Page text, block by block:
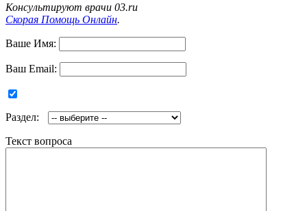
Консультируют врачи 03.ru
Скорая Помощь Онлайн.
Ваше Имя:
Ваш Email:
Раздел:
Текст вопроса